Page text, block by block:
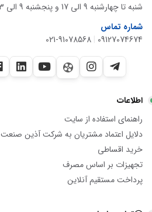
شنبه تا چهارشنبه 9 الی 17 و پنجشنبه 9 الی 13
شماره تماس
09127074674
|
021-91078568
اطلاعات
راهنمای استفاده از سایت
دلایل اعتماد مشتریان به شرکت آذین صنعت
خرید اقساطی
تجهیزات بر اساس مصرف
پرداخت مستقیم آنلاین